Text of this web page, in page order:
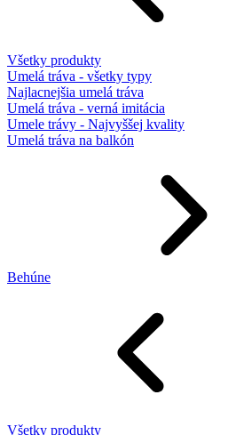
Všetky produkty
Umelá tráva - všetky typy
Najlacnejšia umelá tráva
Umelá tráva - verná imitácia
Umele trávy - Najvyššej kvality
Umelá tráva na balkón
Behúne
Všetky produkty